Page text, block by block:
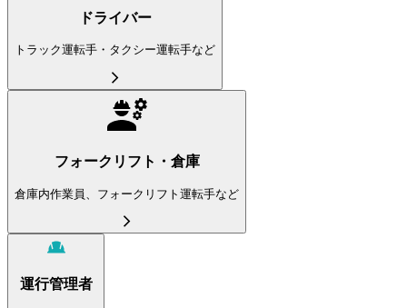
ドライバー
トラック運転手・タクシー運転手など
フォークリフト・倉庫
倉庫内作業員、フォークリフト運転手など
運行管理者